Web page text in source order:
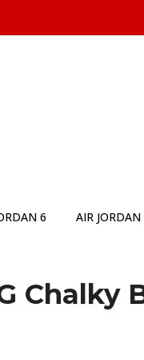
6 AIR JORDAN
Chalky